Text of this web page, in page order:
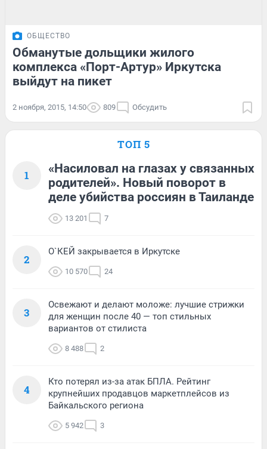
ОБЩЕСТВО
Обманутые дольщики жилого
комплекса «Порт-Артур» Иркутска
выйдут на пикет
2 ноября, 2015, 14:50 809 Обсудить
ТОП 5
1
«Насиловал на глазах у связанных
родителей». Новый поворот в
деле убийства россиян в Таиланде
13 201 7
2
О`КЕЙ закрывается в Иркутске
10 570 24
3
Освежают и делают моложе: лучшие стрижки
для женщин после 40 — топ стильных
вариантов от стилиста
8 488 2
4
Кто потерял из-за атак БПЛА. Рейтинг
крупнейших продавцов маркетплейсов из
Байкальского региона
5 942 3